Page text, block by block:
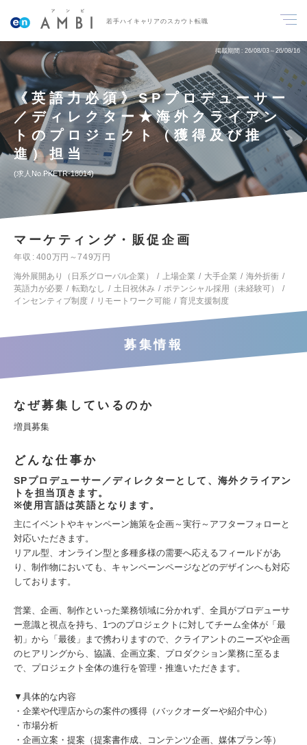
若手ハイキャリアのスカウト転職
掲載期間 26/08/03～26/08/16
《英語力必須》SPプロデューサー
／ディレクター★海外クライアン
トのプロジェクト（獲得及び推
進）担当
求人No.PKETR-18014
マーケティング・販促企画
年収
400万円～749万円
海外展開あり（日系グローバル企業）
上場企業 大手企業
海外折衝
英語力が必要
転勤なし 土日祝休み
ポテンシャル採用（未経験可）
インセンティブ制度
リモートワーク可能 育児支援制度
募集情報
なぜ募集しているのか
増員募集
どんな仕事か
SPプロデューサー／ディレクターとして、海外クライアン
トを担当頂きます。
※使用言語は英語となります。
主にイベントやキャンペーン施策を企画～実行～アフターフォローと
対応いただきます。
リアル型、オンライン型と多種多様の需要へ応えるフィールドがあ
り、制作物においても、キャンペーンページなどのデザインへも対応
しております。
営業、企画、制作といった業務領域に分かれず、全員がプロデューサ
ー意識と視点を持ち、1つのプロジェクトに対してチーム全体が「最
初」から「最後」まで携わりますので、クライアントのニーズや企画
のヒアリングから、協議、企画立案、プロダクション業務に至るま
で、プロジェクト全体の進行を管理・推進いただきます。
▼具体的な内容
・企業や代理店からの案件の獲得（バックオーダーや紹介中心）
・市場分析
・企画立案・提案（提案書作成、コンテンツ企画、媒体プラン等）